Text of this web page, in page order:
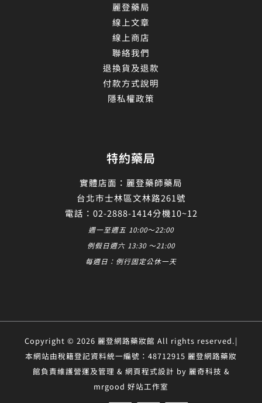
麗登藥局
線上文章
線上商店
聯絡我們
退換貨及退款
付款方式說明
隱私權政策
特約藥局
實體店面：麗登藥師藥局
台北市士林區文林路261號
電話：02-2888-1414分機10~12
週一至週五 10:00～22:00
例假日週六 13:30 ～21:00
每週日：例行固定公休一天
Copyright © 2026 麗登網路藥妝館 All rights reserved.|
本網站由稅籍登記資料統一編號：48712915 麗登網路藥妝
館負責維護營運及管理 & 網頁程式設計 by 麗奇科技 &
mrgood 好站工作室